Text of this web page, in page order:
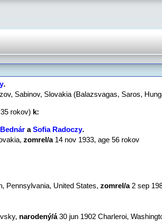
‏.
Sabinov, Slovakia (Balazsvagas, Saros,
rokov) k:
aSofia Radoczy‏.
zomrel/a‎14 nov 1933‎, age 56 rokov
Pennsylvania, United States, zomrel/a‎2 sep
narodený/á‎30 jun 1902 Charleroi,